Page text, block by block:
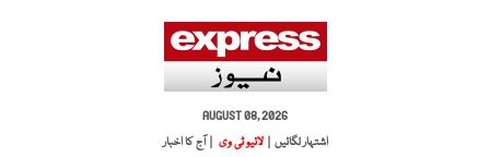
AUGUST 08, 2026
اشتہار لگائیں |
لائیو ٹی وی | آج کا اخبار